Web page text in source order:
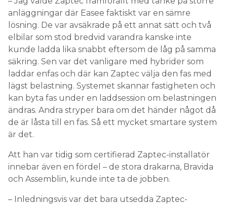
anläggningar där Easee faktiskt var en sämre
lösning. De var avsäkrade på ett annat sätt och två
elbilar som stod bredvid varandra kanske inte
kunde ladda lika snabbt eftersom de låg på samma
säkring. Sen var det vanligare med hybrider som
laddar enfas och där kan Zaptec välja den fas med
lägst belastning. Systemet skannar fastigheten och
kan byta fas under en laddsession om belastningen
ändras. Andra stryper bara om det händer något då
de är låsta till en fas. Så ett mycket smartare system
är det.
Att han var tidig som certifierad Zaptec-installatör
innebar även en fördel – de stora drakarna, Bravida
och Assemblin, kunde inte ta de jobben.
– Inledningsvis var det bara utsedda Zaptec-